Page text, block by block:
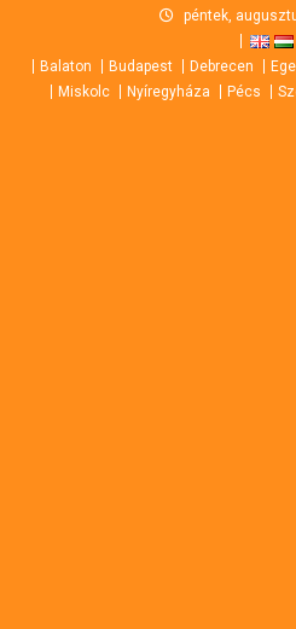
content
péntek,
Balaton Budapest Debrecen
Miskolc
Nyíregyháza Pécs